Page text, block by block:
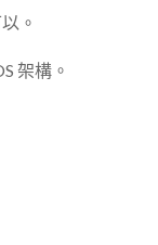
。
架構。